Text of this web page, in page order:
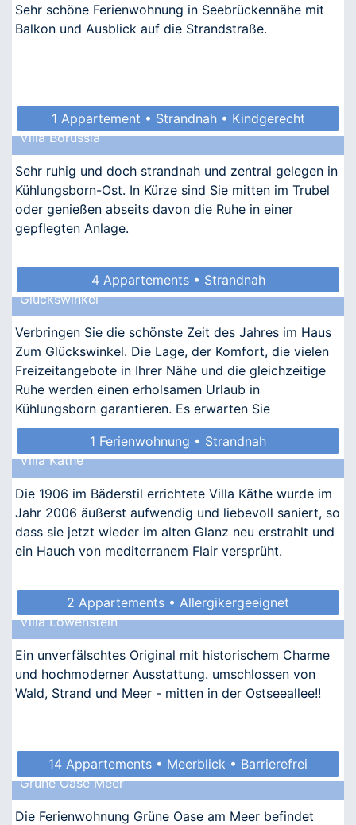
Sehr schöne Ferienwohnung in Seebrückennähe mit
Balkon und Ausblick auf die Strandstraße.
1 Appartement • Strandnah • Kindgerecht
Villa Borussia
Sehr ruhig und doch strandnah und zentral gelegen in
Kühlungsborn-Ost. In Kürze sind Sie mitten im Trubel
oder genießen abseits davon die Ruhe in einer
gepflegten Anlage.
4 Appartements • Strandnah
Glückswinkel
Verbringen Sie die schönste Zeit des Jahres im Haus
Zum Glückswinkel. Die Lage, der Komfort, die vielen
Freizeitangebote in Ihrer Nähe und die gleichzeitige
Ruhe werden einen erholsamen Urlaub in
Kühlungsborn garantieren. Es erwarten Sie
nostalgischer Ch
1 Ferienwohnung • Strandnah
Villa Käthe
Die 1906 im Bäderstil errichtete Villa Käthe wurde im
Jahr 2006 äußerst aufwendig und liebevoll saniert, so
dass sie jetzt wieder im alten Glanz neu erstrahlt und
ein Hauch von mediterranem Flair versprüht.
2 Appartements • Allergikergeeignet
Villa Löwenstein
Ein unverfälschtes Original mit historischem Charme
und hochmoderner Ausstattung. umschlossen von
Wald, Strand und Meer - mitten in der Ostseeallee!!
14 Appartements • Meerblick • Barrierefrei
• Allergikergeeignet
Grüne Oase Meer
Die Ferienwohnung Grüne Oase am Meer befindet